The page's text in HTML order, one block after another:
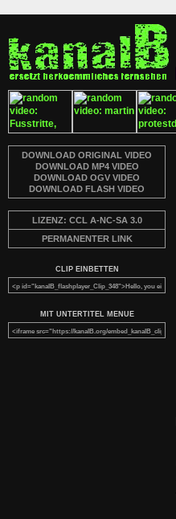
DOWNLOAD ORIGINAL VIDEO
DOWNLOAD MP4 VIDEO
DOWNLOAD OGV VIDEO
DOWNLOAD FLASH VIDEO
LIZENZ: CCL A-NC-SA 3.0
PERMANENTER LINK
CLIP EINBETTEN
MIT UNTERTITEL MENUE